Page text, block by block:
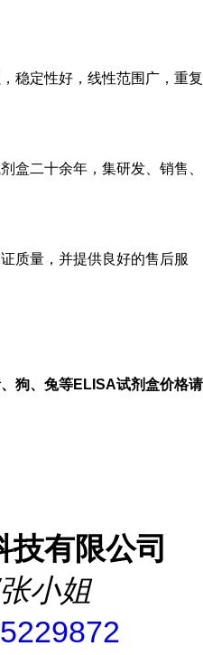
稳定性好，线性范围广，重复
盒二十余年，集研发、销售、
质量，并提供良好的售后服
狗、兔等ELISA试剂盒价格请
有限公司
小姐